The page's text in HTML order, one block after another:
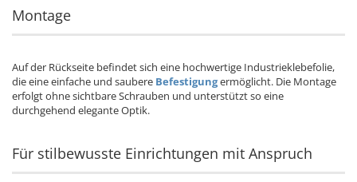
Montage
Auf der Rückseite befindet sich eine hochwertige Industrieklebefolie,
die eine einfache und saubere Befestigungermöglicht. Die Montage
erfolgt ohne sichtbare Schrauben und unterstützt so eine
durchgehend elegante Optik.
Für stilbewusste Einrichtungen mit Anspruch